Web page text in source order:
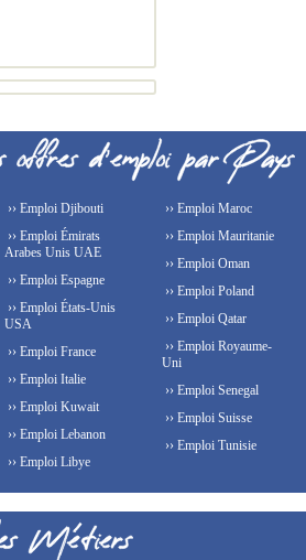
›› Emploi Djibouti
›› Emploi Émirats
Arabes Unis UAE
›› Emploi Espagne
›› Emploi États-Unis
USA
›› Emploi France
›› Emploi Italie
›› Emploi Kuwait
›› Emploi Lebanon
›› Emploi Libye
›› Emploi Maroc
›› Emploi Mauritanie
›› Emploi Oman
›› Emploi Poland
›› Emploi Qatar
›› Emploi Royaume-
Uni
›› Emploi Senegal
›› Emploi Suisse
›› Emploi Tunisie